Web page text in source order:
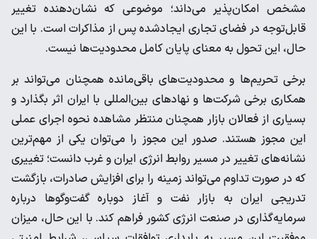
مشخص امکان‌پذیر می‌داند؛ موضوعی که نشان‌دهنده تغییر
قابل‌توجه در فضای تجاری ایجادشده پس از مذاکرات است. با این
حال، این تحول به معنای پایان کامل محدودیت‌ها نیست.
برخی تحریم‌ها و محدودیت‌های باقی‌مانده همچنان می‌تواند بر
همکاری برخی شرکت‌ها و نهادهای بین‌المللی با ایران اثر بگذارد و
بسیاری از فعالان بازار همچنان منتظر مشاهده نحوه اجرای عملی
این مجوز هستند. صدور این مجوز را می‌توان یکی از مهم‌ترین
نشانه‌های تغییر در مسیر روابط انرژی ایران و غرب دانست؛ تغییری
که در صورت تداوم می‌تواند زمینه را برای افزایش صادرات، بازگشت
تدریجی ایران به بازار نفت و آغاز دوباره گفت‌وگوها درباره
سرمایه‌گذاری در صنعت انرژی کشور فراهم کند. با این حال، میزان